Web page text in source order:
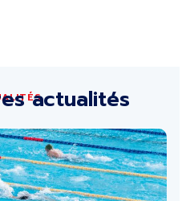
actualités